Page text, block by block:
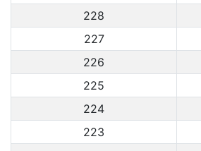
228
227
226
225
224
223